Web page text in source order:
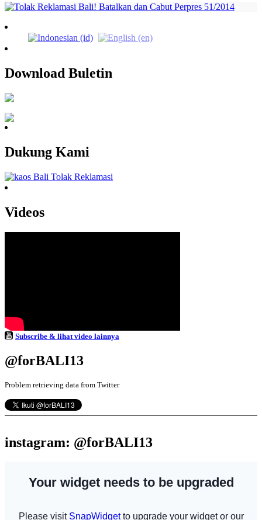
Download Buletin
Dukung Kami
Videos
Subscribe & lihat video lainnya
@forBALI13
Problem retrieving data from Twitter
instagram: @forBALI13